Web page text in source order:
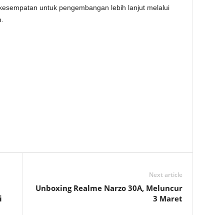
untuk pengembangan lebih lanjut melalui
Next article
Unboxing Realme Narzo 30A, Meluncur
3 Maret